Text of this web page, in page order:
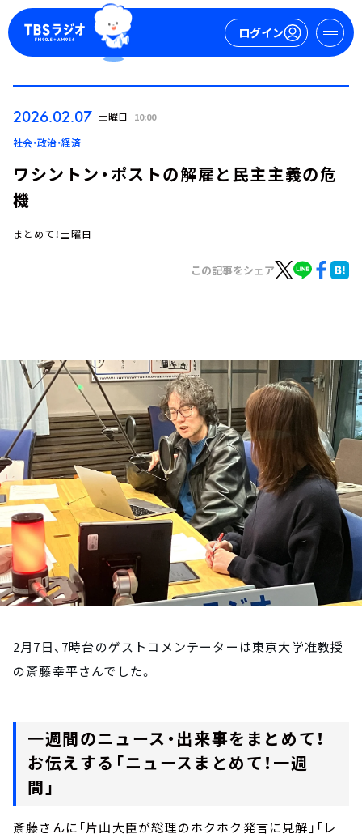
ログイン
お知らせ
イベント・グッズ
YouTube
会社情報
2026.02.07 土曜日 10:00
社会・政治・経済
ワシントン・ポストの解雇と民主主義の危
機
まとめて！土曜日
この記事をシェア
2月7日、7時台のゲストコメンテーターは東京大学准教授
の斎藤幸平さんでした。
一週間のニュース・出来事をまとめて！
お伝えする「ニュースまとめて！一週
間」
斎藤さんに「片山大臣が総理のホクホク発言に見解」「レ